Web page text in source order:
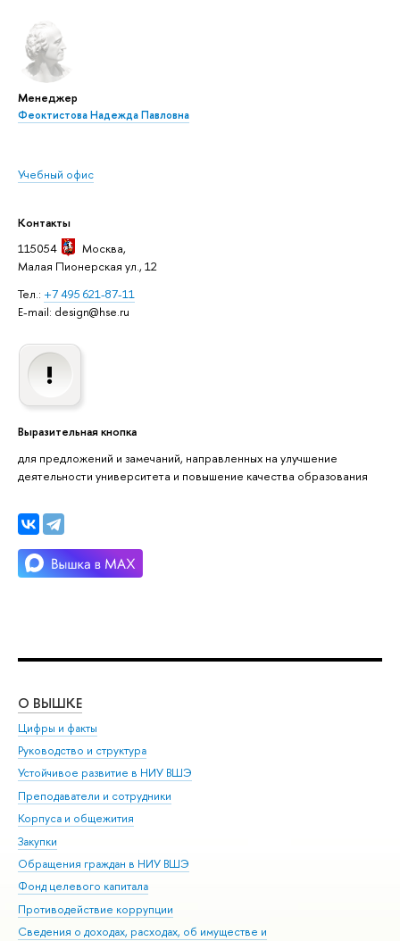
Менеджер
Феоктистова Надежда Павловна
Учебный офис
Контакты
115054
Москва,
Малая Пионерская ул., 12
Тел.: +7 495 621-87-11
E-mail: design@hse.ru
Выразительная кнопка
для предложений и замечаний, направленных на улучшение
деятельности университета и повышение качества образования
О ВЫШКЕ
Цифры и факты
Руководство и структура
Устойчивое развитие в НИУ ВШЭ
Преподаватели и сотрудники
Корпуса и общежития
Закупки
Обращения граждан в НИУ ВШЭ
Фонд целевого капитала
Противодействие коррупции
Сведения о доходах, расходах, об имуществе и